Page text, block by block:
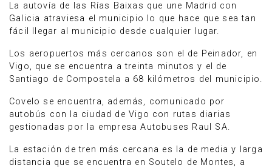
La autovía de las Rías Baixas que une Madrid con
Galicia atraviesa el municipio lo que hace que sea tan
fácil llegar al municipio desde cualquier lugar.
Los aeropuertos más cercanos son el de Peinador, en
Vigo, que se encuentra a treinta minutos y el de
Santiago de Compostela a 68 kilómetros del municipio.
Covelo se encuentra, además, comunicado por
autobús con la ciudad de Vigo con rutas diarias
gestionadas por la empresa Autobuses Raul SA.
La estación de tren más cercana es la de media y larga
distancia que se encuentra en Soutelo de Montes, a